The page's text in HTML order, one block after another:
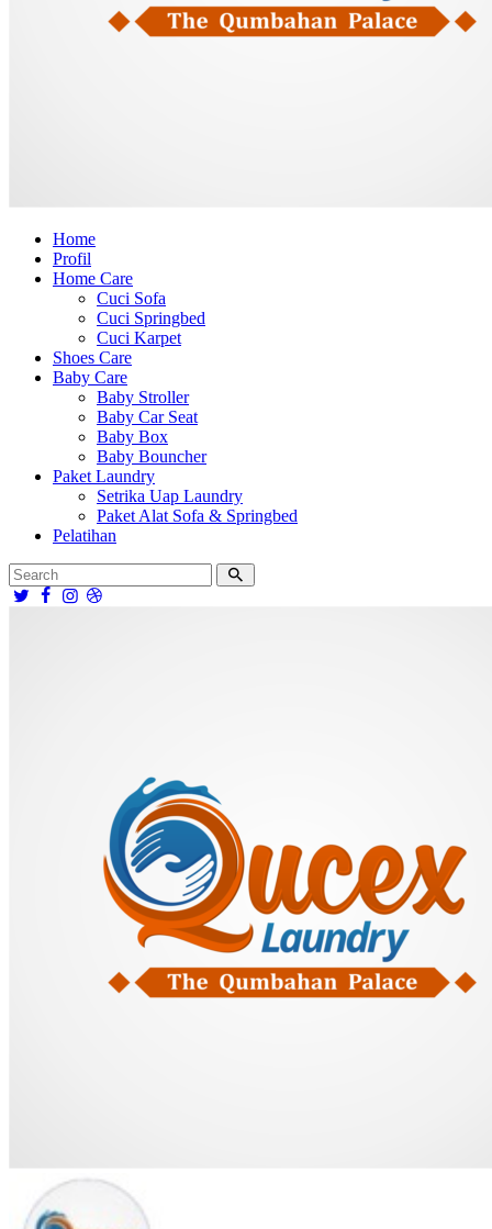
Home
Profil
Home Care
Cuci Sofa
Cuci Springbed
Cuci Karpet
Shoes Care
Baby Care
Baby Stroller
Baby Car Seat
Baby Box
Baby Bouncher
Paket Laundry
Setrika Uap Laundry
Paket Alat Sofa & Springbed
Pelatihan